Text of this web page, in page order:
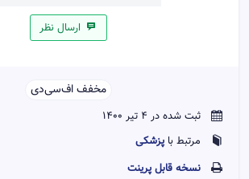
ارسال نظر
مخفف اف‌سی‌دی‌‌
ثبت شده در 4 تیر 1400
مرتبط باپزشکی
نسخه قابل پرينت